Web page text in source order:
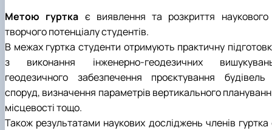
Метою гуртка є виявлення та розкриття наукового
творчого потенціалу студентів.
В межах гуртка студенти отримують практичну
з виконання інженерно-геодезичних
геодезичного забезпечення проєктування будівель
споруд, визначення параметрів вертикального
місцевості тощо.
Також результатами наукових досліджень членів гуртка